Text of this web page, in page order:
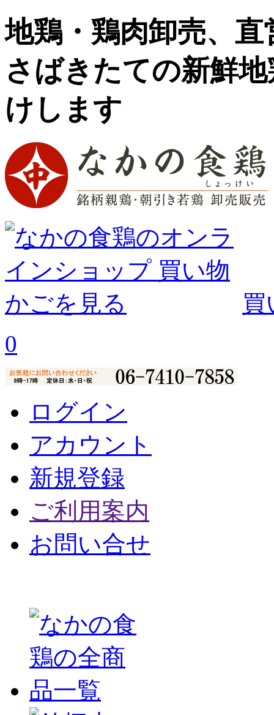
地鶏・鶏肉卸売、
さばきたての新鮮
けします
買
0
ログイン
アカウント
新規登録
ご利用案内
お問い合せ